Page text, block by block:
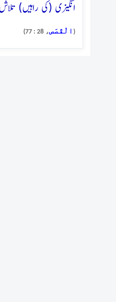
انگیزی (کی راہیں) تلاش
( الْقَصَص، 28 : 77)